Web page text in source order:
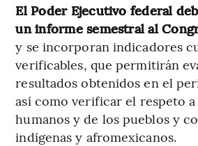
El Poder Ejecutivo federal
un informe semestral al
y se incorporan indicadores
verificables, que permitirán
resultados obtenidos en el
así como verificar el respeto
humanos y de los pueblos y
indígenas y afromexicanos.